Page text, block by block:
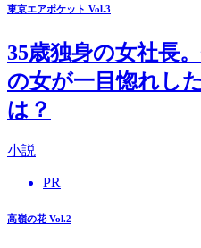
東京エアポケット Vol.3
35歳独身の女社長
の女が一目惚れし
は？
小説
PR
高嶺の花 Vol.2